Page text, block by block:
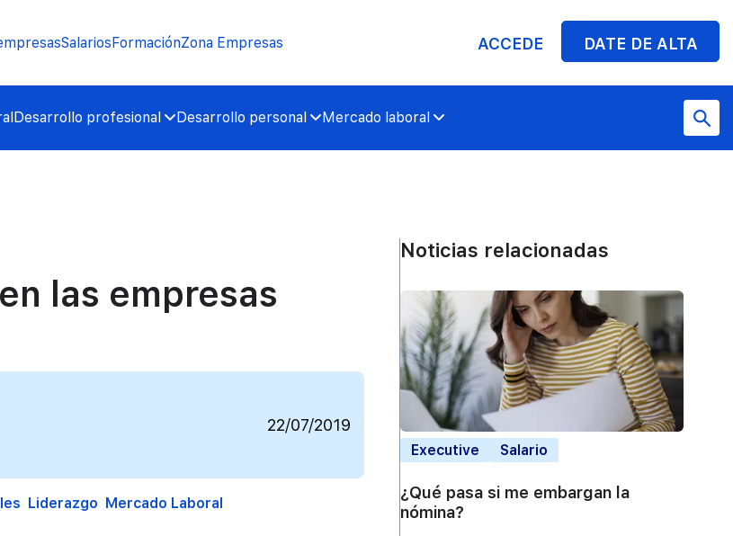
SalariosFormaciónZona Empresas ACCEDE DATE DE ALTA
Desarrollo profesional Desarrollo personal Mercado laboral
las empresas
22/07/2019
Liderazgo
Mercado Laboral
Noticias relacionadas
Executive Salario
¿Qué pasa si me embargan la
nómina?